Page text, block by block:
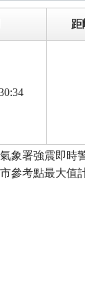
距
象署強震即時
參考點最大值